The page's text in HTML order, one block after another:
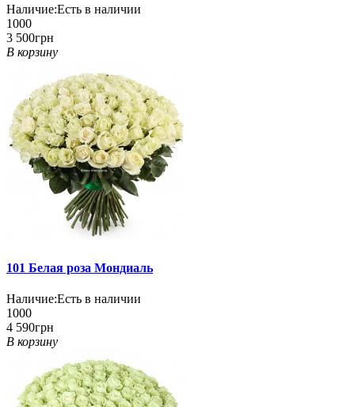
Наличие:Есть в наличии
1000
3 500грн
В корзину
101 Белая роза Мондиаль
Наличие:Есть в наличии
1000
4 590грн
В корзину